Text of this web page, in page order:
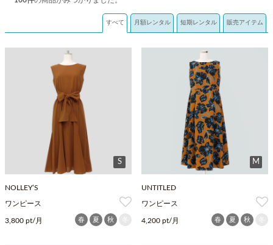
すべて 月額レンタル 短期レンタル 販売アイテム
S
NOLLEY’S
ワンピース
3,800 pt/月 春 夏 秋
M
UNTITLED
ワンピース
4,200 pt/月 春 夏 秋